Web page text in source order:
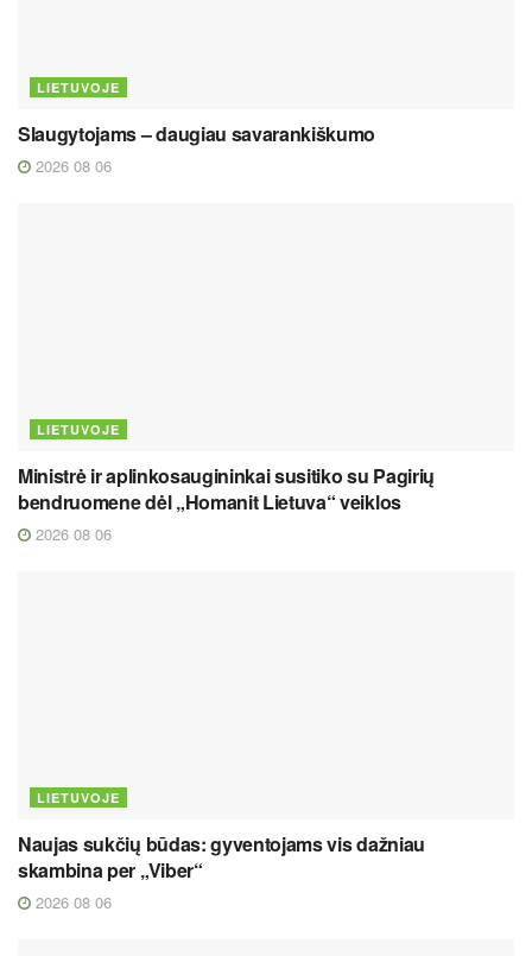
LIETUVOJE
Slaugytojams – daugiau savarankiškumo
2026 08 06
LIETUVOJE
Ministrė ir aplinkosaugininkai susitiko su Pagirių
bendruomene dėl „Homanit Lietuva“ veiklos
2026 08 06
LIETUVOJE
Naujas sukčių būdas: gyventojams vis dažniau
skambina per „Viber“
2026 08 06